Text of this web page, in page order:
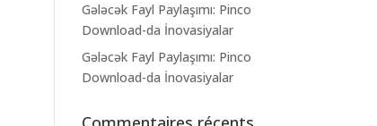
Gələcək Fayl Paylaşımı: Pinco
Download-da İnovasiyalar
Gələcək Fayl Paylaşımı: Pinco
Download-da İnovasiyalar